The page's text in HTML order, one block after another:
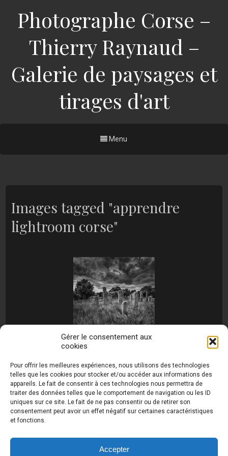
Gérer le consentement aux
cookies
Pour offrir les meilleures expériences, nous utilisons des technologies
telles que les cookies pour stocker et/ou accéder aux informations des
appareils. Le fait de consentir à ces technologies nous permettra de
traiter des données telles que le comportement de navigation ou les ID
uniques sur ce site. Le fait de ne pas consentir ou de retirer son
consentement peut avoir un effet négatif sur certaines caractéristiques
et fonctions.
Accepter
Photographe Corse –
Thierry Raynaud –
Galerie de paysages et
tirages d'art
Menu
Images tagged "apprendre
lightroom corse"
raynaud.com ©
Toutes les photos de ce site sont